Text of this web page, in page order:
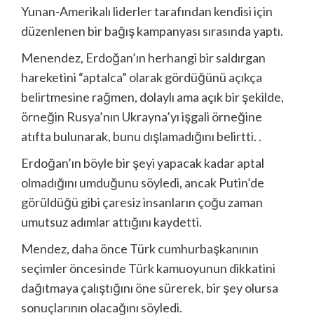
Yunan-Amerikalı liderler tarafından kendisi için
düzenlenen bir bağış kampanyası sırasında yaptı.
Menendez, Erdoğan’ın herhangi bir saldırgan
hareketini “aptalca” olarak gördüğünü açıkça
belirtmesine rağmen, dolaylı ama açık bir şekilde,
örneğin Rusya’nın Ukrayna’yı işgali örneğine
atıfta bulunarak, bunu dışlamadığını belirtti. .
Erdoğan’ın böyle bir şeyi yapacak kadar aptal
olmadığını umduğunu söyledi, ancak Putin’de
görüldüğü gibi çaresiz insanların çoğu zaman
umutsuz adımlar attığını kaydetti.
Mendez, daha önce Türk cumhurbaşkanının
seçimler öncesinde Türk kamuoyunun dikkatini
dağıtmaya çalıştığını öne sürerek, bir şey olursa
sonuçlarının olacağını söyledi.